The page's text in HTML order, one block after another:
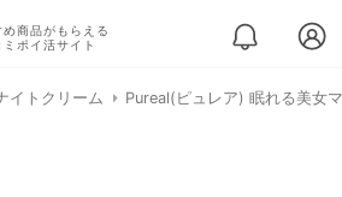
め商品がもらえる
ミポイ活サイト
イトクリーム Pureal(ピュレア) 眠れる美女